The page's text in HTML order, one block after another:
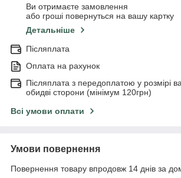
Ви отримаєте замовлення
або гроші повернуться на вашу картку
Детальніше
Післяплата
Оплата на рахунок
Післяплата з передоплатою у розмірі
обидві сторони (мінімум 120грн)
Всі умови оплати
Умови повернення
Повернення товару впродовж 14 днів за